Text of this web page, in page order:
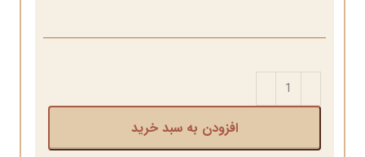
افزودن به سبد خرید